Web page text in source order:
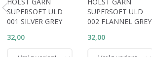
SUPERSOFT ULD
001 SILVER GREY
32,00
SUPERSOFT ULD
002 FLANNEL GREY
32,00